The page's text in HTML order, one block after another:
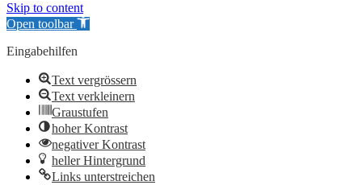
Skip to content
Open toolbar
Eingabehilfen
Text vergrössern
Text verkleinern
Graustufen
hoher Kontrast
negativer Kontrast
heller Hintergrund
Links unterstreichen